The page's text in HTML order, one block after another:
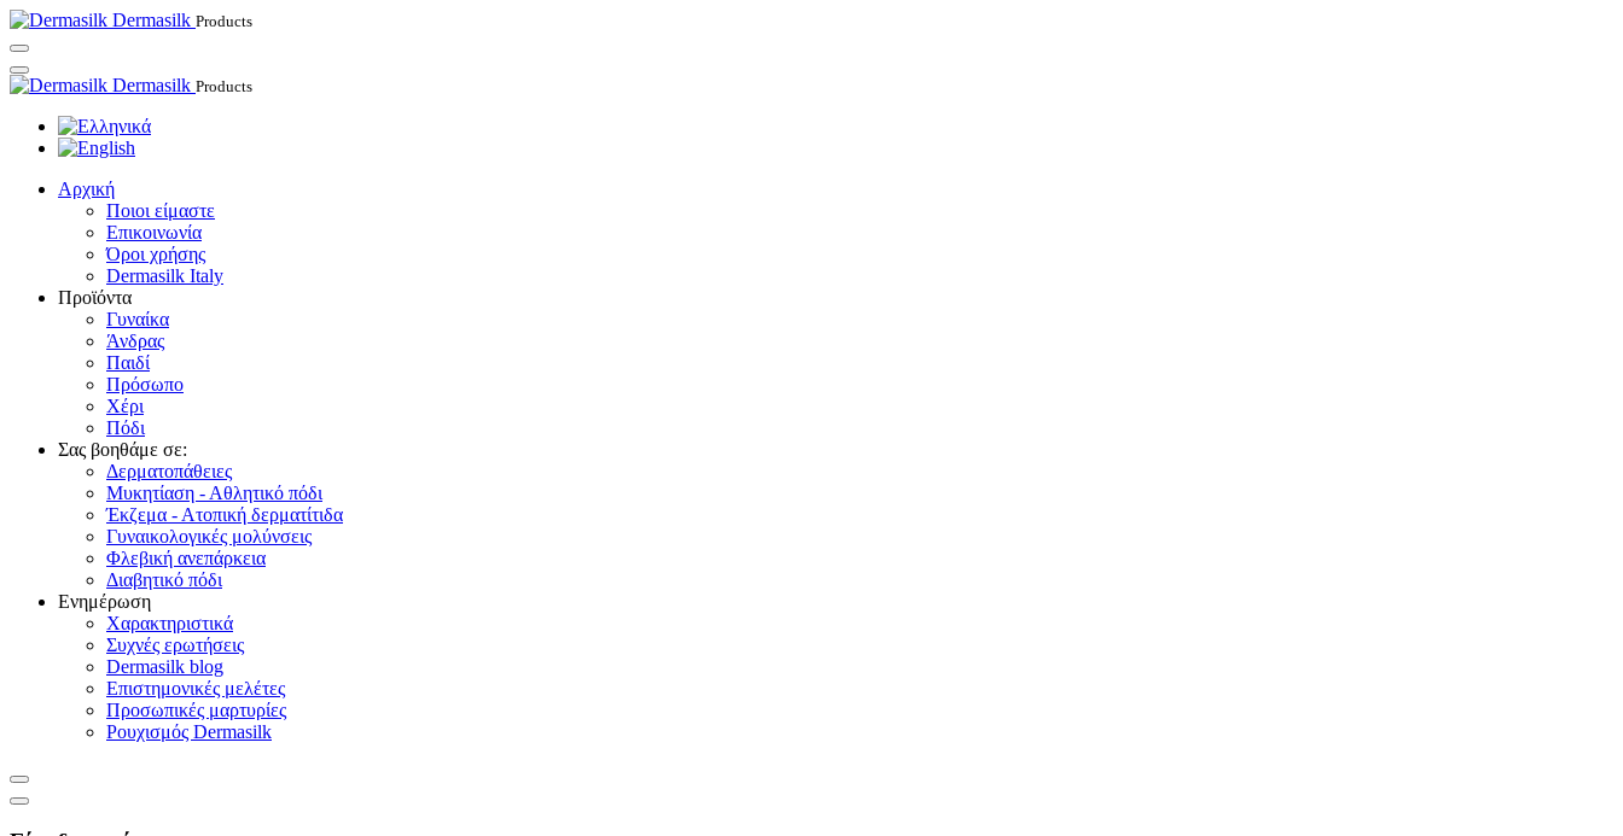
Dermasilk Products
Dermasilk Products
Αρχική
Ποιοι είμαστε
Επικοινωνία
Όροι χρήσης
Dermasilk Italy
Προϊόντα
Γυναίκα
Άνδρας
Παιδί
Πρόσωπο
Χέρι
Πόδι
Σας βοηθάμε σε:
Δερματοπάθειες
Μυκητίαση - Αθλητικό πόδι
Έκζεμα - Ατοπική δερματίτιδα
Γυναικολογικές μολύνσεις
Φλεβική ανεπάρκεια
Διαβητικό πόδι
Ενημέρωση
Χαρακτηριστικά
Συχνές ερωτήσεις
Dermasilk blog
Επιστημονικές μελέτες
Προσωπικές μαρτυρίες
Ρουχισμός Dermasilk